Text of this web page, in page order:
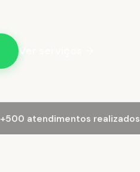
Ver serviços →
+500 atendimentos realizados